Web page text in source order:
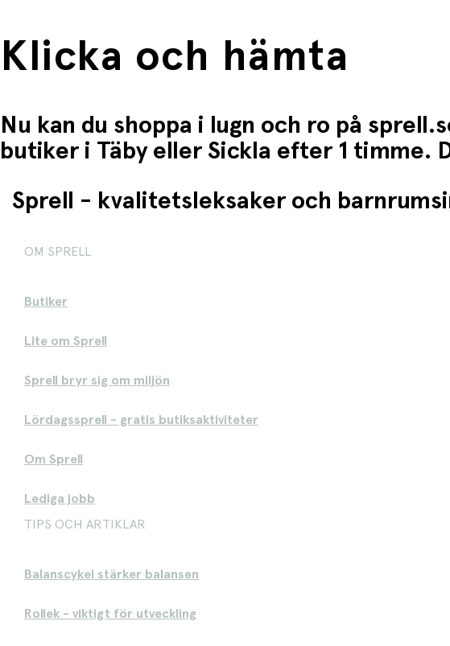
Klicka och hämta
Nu kan du shoppa i lugn och ro på
butiker i Täby eller Sickla efter 1 timme.
Sprell - kvalitetsleksaker och
OM SPRELL
Butiker
Lite om Sprell
Sprell bryr sig om miljön
Lördagssprell - gratis butiksaktiviteter
Om Sprell
Lediga jobb
TIPS OCH ARTIKLAR
Balanscykel stärker balansen
Rollek - viktigt för utveckling